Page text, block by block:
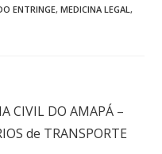
ENTRINGE, MEDICINA LEGAL ,
CIVIL DO AMAPÁ –
de TRANSPORTE